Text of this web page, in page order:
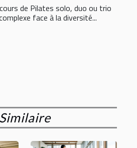
de Pilates solo, duo ou trio
face à la diversité...
Similaire